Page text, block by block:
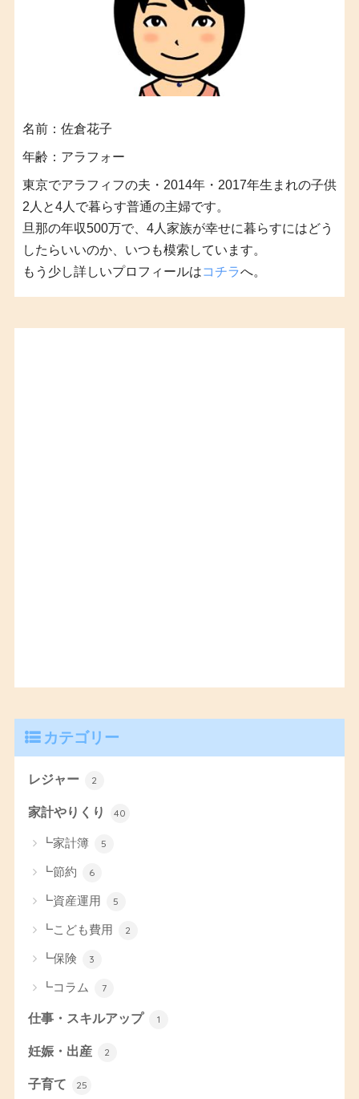
名前：佐倉花子
年齢：アラフォー
東京でアラフィフの夫・2014年・2017年生まれの子供
2人と4人で暮らす普通の主婦です。
旦那の年収500万で、4人家族が幸せに暮らすにはどう
したらいいのか、いつも模索しています。
もう少し詳しいプロフィールはコチラへ。
カテゴリー
レジャー 2
家計やりくり 40
┗家計簿 5
┗節約 6
┗資産運用 5
┗こども費用 2
┗保険 3
┗コラム 7
仕事・スキルアップ 1
妊娠・出産 2
子育て 25